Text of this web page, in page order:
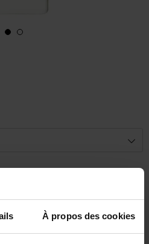
À propos des cookies
beschikbaar
het weer beschikbaar
is.